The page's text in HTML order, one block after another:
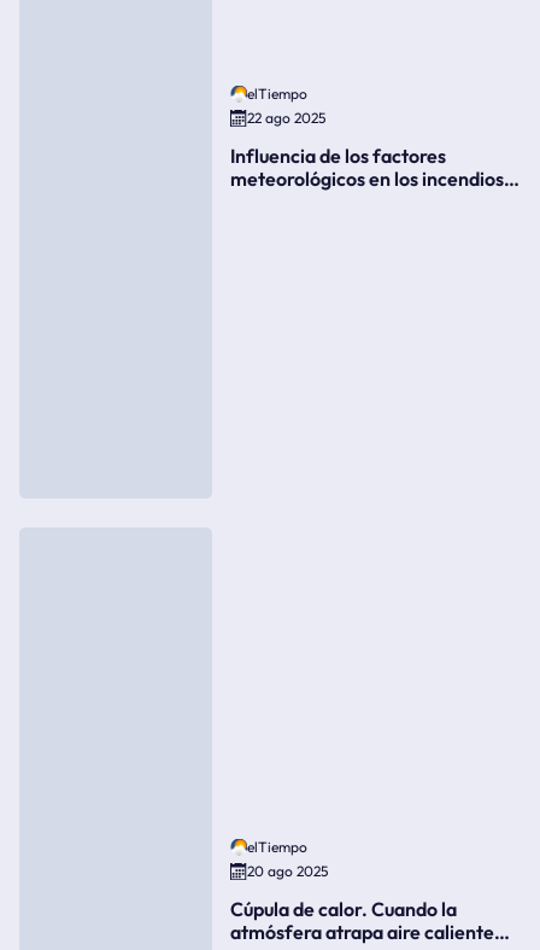
elTiempo
22 ago 2025
Influencia de los factores
meteorológicos en los incendios
elTiempo
20 ago 2025
Cúpula de calor. Cuando la
atmósfera atrapa aire caliente